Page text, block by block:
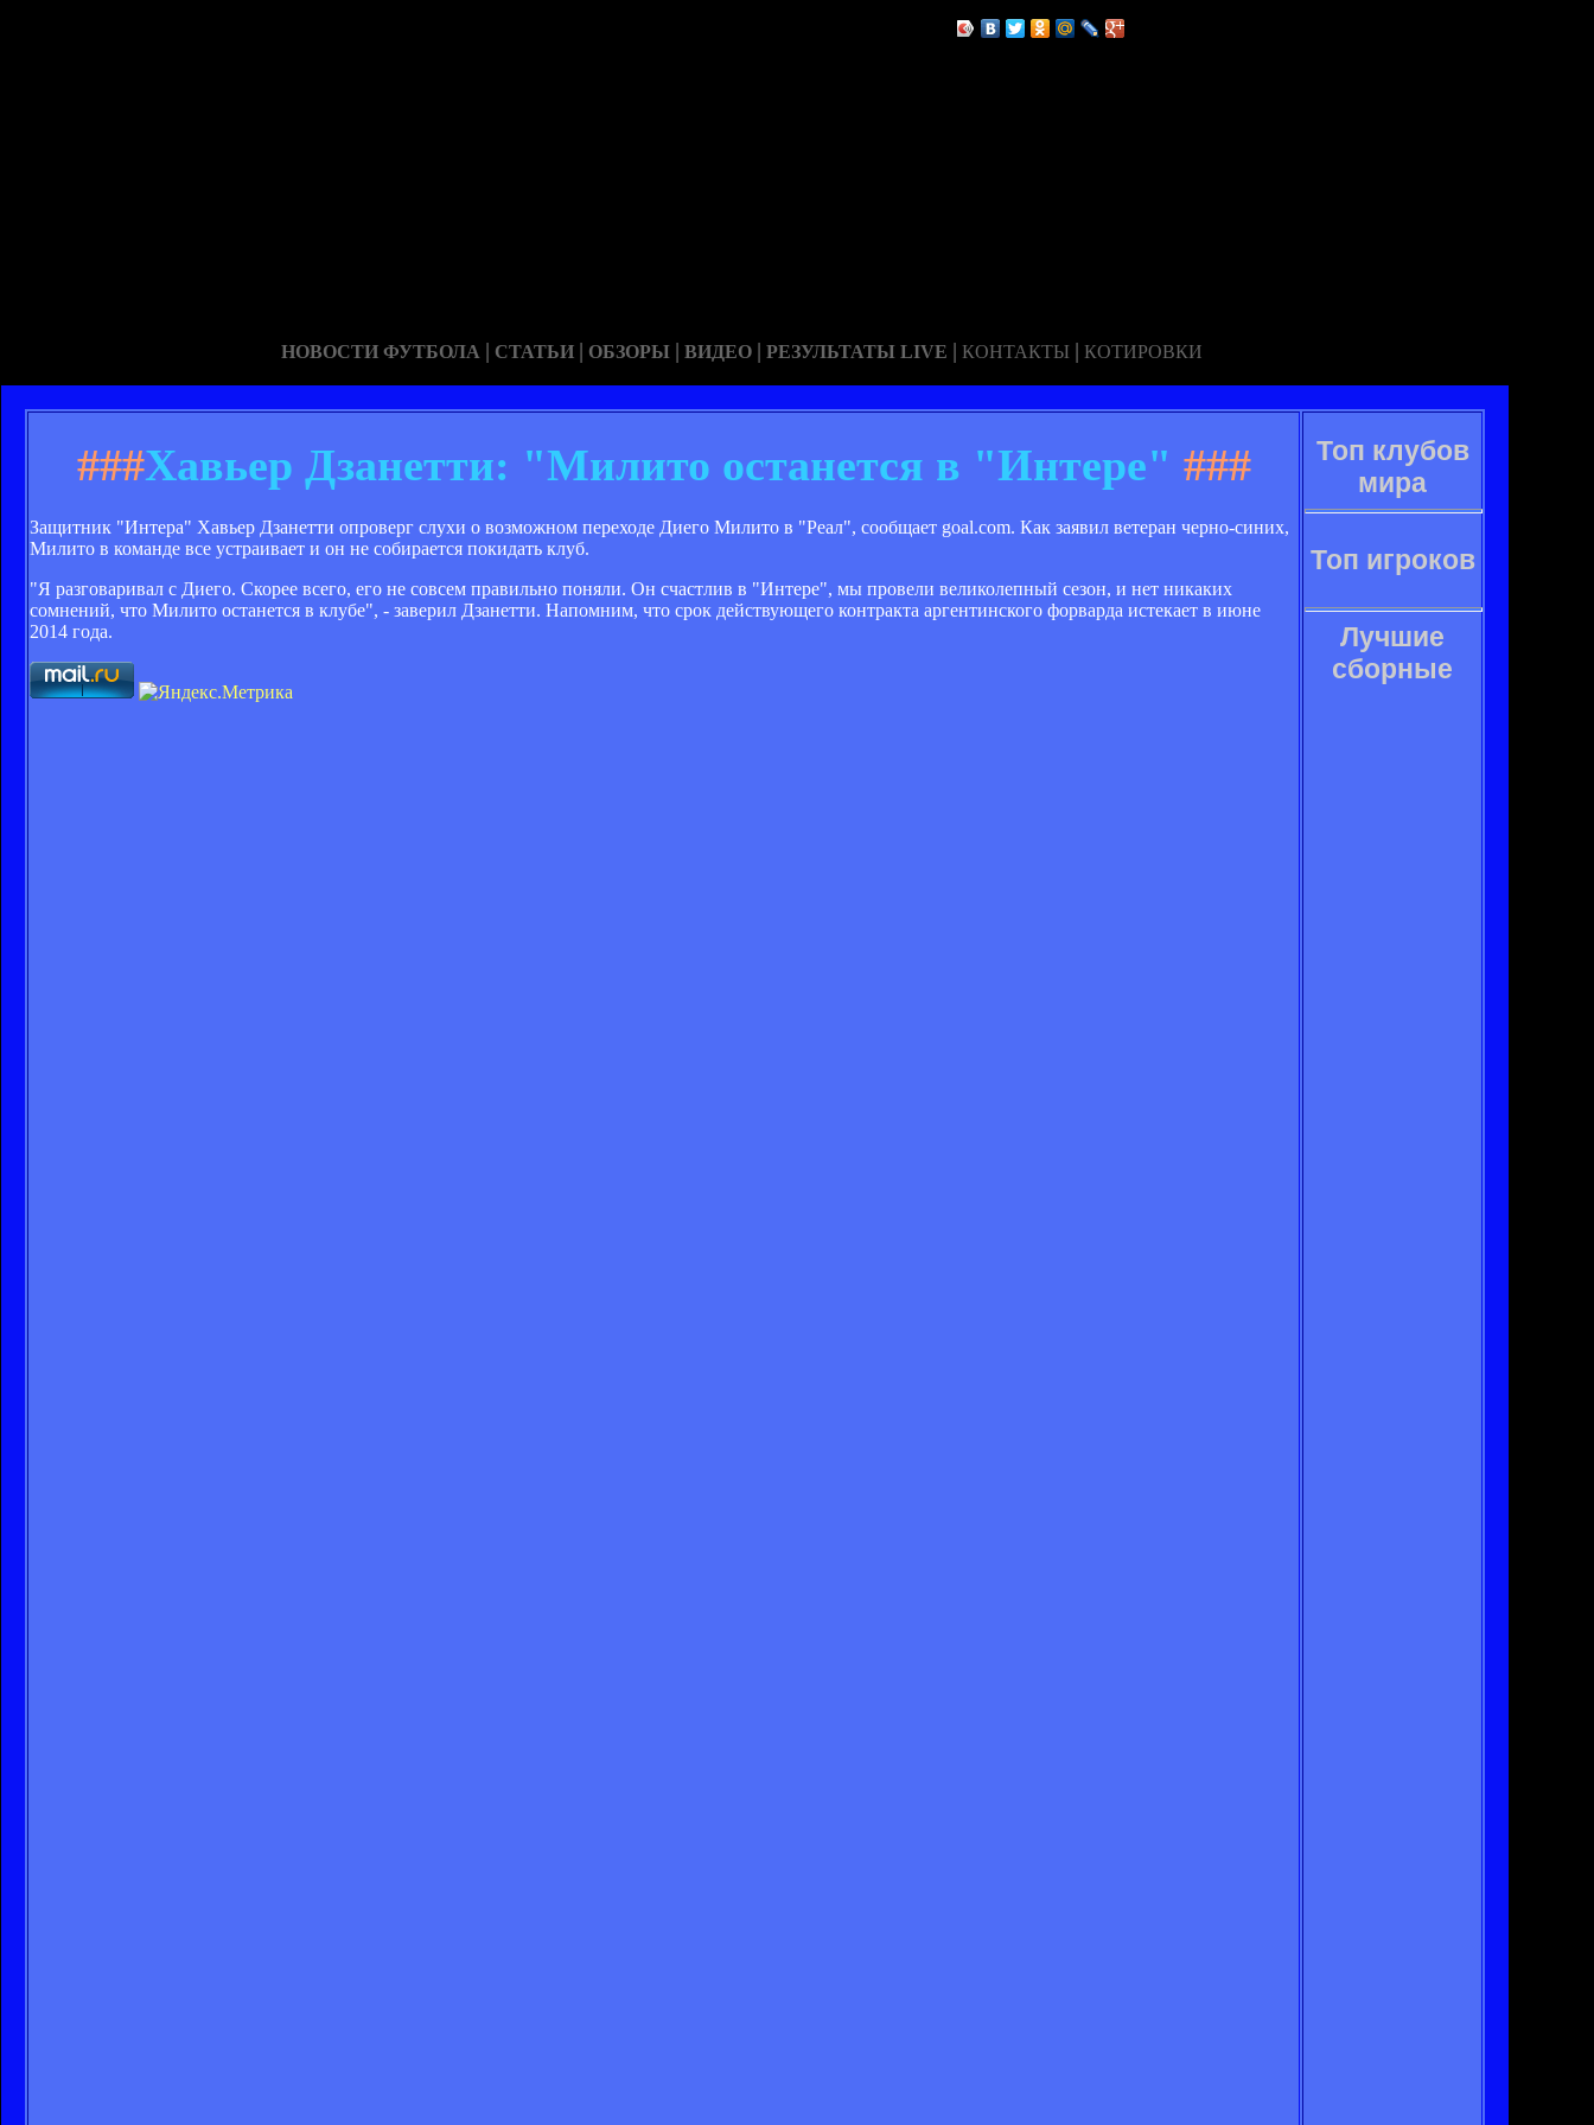
НОВОСТИ ФУТБОЛА | СТАТЬИ | ОБЗОРЫ | ВИДЕО | РЕЗУЛЬТАТЫ LIVE | КОНТАКТЫ | КОТИРОВКИ
###Хавьер Дзанетти: "Милито останется в "Интере" ###
Защитник "Интера" Хавьер Дзанетти опроверг слухи о возможном переходе Диего Милито в "Реал", сообщает goal.com. Как заявил ветеран черно-синих,
Милито в команде все устраивает и он не собирается покидать клуб.
"Я разговаривал с Диего. Скорее всего, его не совсем правильно поняли. Он счастлив в "Интере", мы провели великолепный сезон, и нет никаких
сомнений, что Милито останется в клубе", - заверил Дзанетти. Напомним, что срок действующего контракта аргентинского форварда истекает в июне
2014 года.
Топ клубов
мира
Топ игроков
Лучшие
сборные